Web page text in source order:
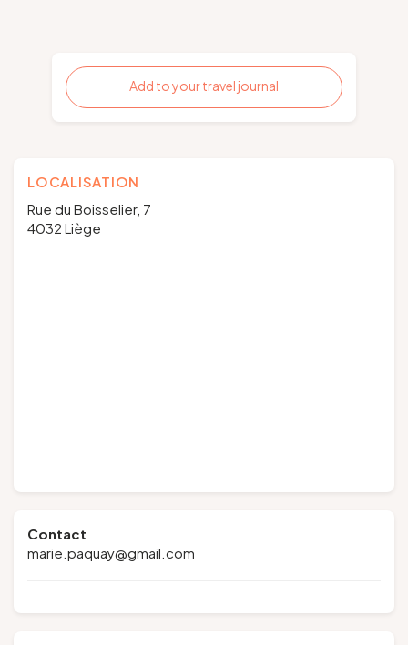
Add to your travel journal
LOCALISATION
Rue du Boisselier, 7
4032 Liège
Contact
marie.paquay@gmail.com